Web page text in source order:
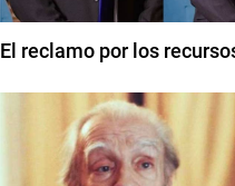
El reclamo por los